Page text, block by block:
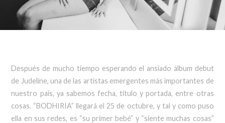
Después de mucho tiempo esperando el ansiado álbum debut
de Judeline, una de las artistas emergentes más importantes de
nuestro país, ya sabemos fecha, título y portada, entre otras
cosas. “BODHIRIA” llegará el 25 de octubre, y tal y como puso
ella en sus redes, es “su primer bebé” y “siente muchas cosas”